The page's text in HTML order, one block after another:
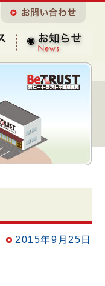
お知らせ
2015年9月25日